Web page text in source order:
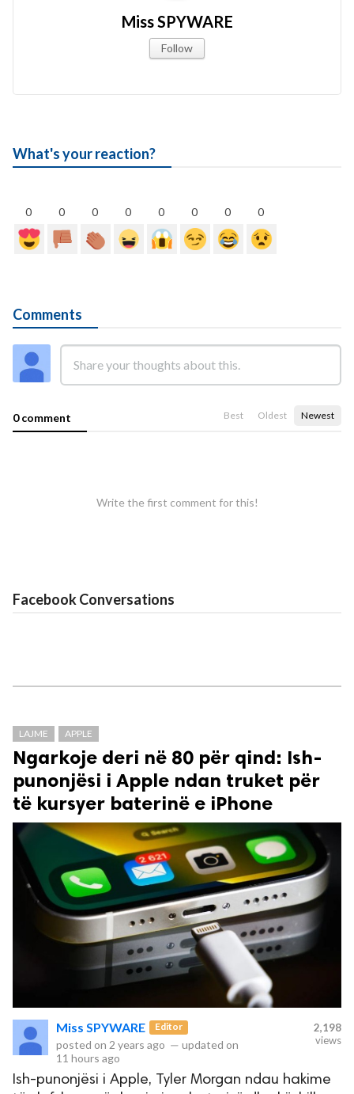
Miss SPYWARE
Follow
What's your reaction?
0 0 0 0 0 0 0 0
Comments
0 comment Best Oldest Newest
Write the first comment for this!
Facebook Conversations
LAJME APPLE
Ngarkoje deri në 80 për qind: Ish-
punonjësi i Apple ndan truket për
të kursyer baterinë e iPhone
Miss SPYWARE Editor
posted on 2 years ago — updated on
11 hours ago
2,198
views
Ish-punonjësi i Apple, Tyler Morgan ndau hakime